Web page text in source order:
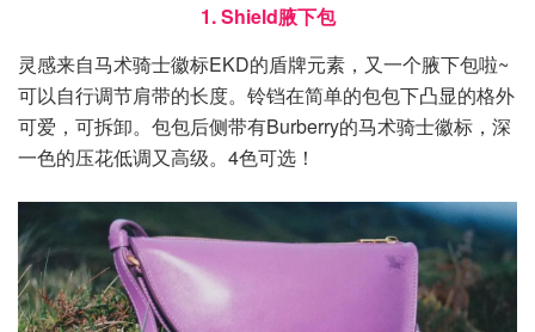
1. Shield腋下包
灵感来自马术骑士徽标EKD的盾牌元素，又一个腋下包啦~
可以自行调节肩带的长度。铃铛在简单的包包下凸显的格外
可爱，可拆卸。包包后侧带有Burberry的马术骑士徽标，深
一色的压花低调又高级。4色可选！